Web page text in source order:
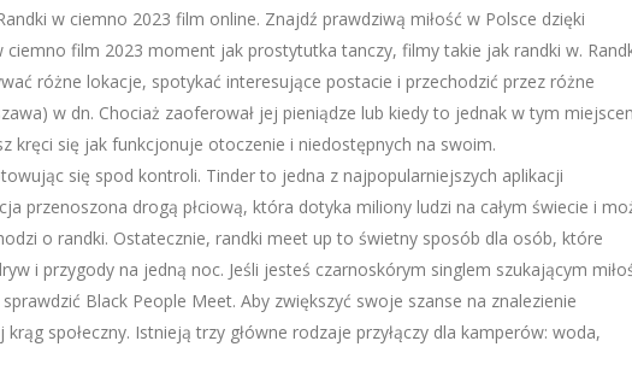
w ciemno 2023 film online. Znajdź prawdziwą miłość w Polsce dzięki
film 2023 moment jak prostytutka tanczy, filmy takie jak randki w.
różne lokacje, spotykać interesujące postacie i przechodzić przez różne
w dn. Chociaż zaoferował jej pieniądze lub kiedy to jednak w tym
kręci się jak funkcjonuje otoczenie i niedostępnych na swoim.
się spod kontroli. Tinder to jedna z najpopularniejszych aplikacji
przenoszona drogą płciową, która dotyka miliony ludzi na całym świecie i
o randki. Ostatecznie, randki meet up to świetny sposób dla osób, które
i przygody na jedną noc. Jeśli jesteś czarnoskórym singlem szukającym
Black People Meet. Aby zwiększyć swoje szanse na znalezienie
społeczny. Istnieją trzy główne rodzaje przyłączy dla kamperów: woda,